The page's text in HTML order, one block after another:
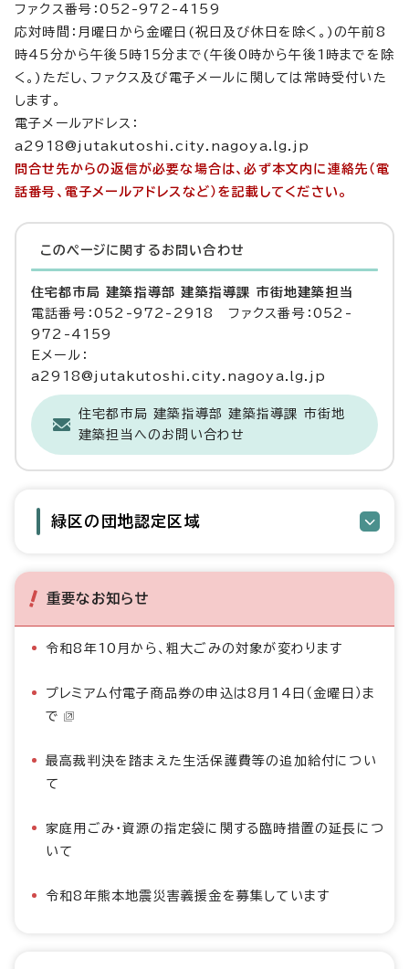
ファクス番号：052-972-4159
応対時間：月曜日から金曜日(祝日及び休日を除く。)の午前8
時45分から午後5時15分まで(午後0時から午後1時までを除
く。)ただし、ファクス及び電子メールに関しては常時受付いた
します。
電子メールアドレス：
a2918@jutakutoshi.city.nagoya.lg.jp
問合せ先からの返信が必要な場合は、必ず本文内に連絡先（電
話番号、電子メールアドレスなど）を記載してください。
このページに関する お問い合わせ
住宅都市局 建築指導部 建築指導課 市街地建築担当
電話番号：052-972-2918 ファクス番号：052-
972-4159
Eメール：
a2918@jutakutoshi.city.nagoya.lg.jp
住宅都市局 建築指導部 建築指導課 市街地
建築担当へのお問い合わせ
緑区の団地認定区域
重要なお知らせ
令和8年10月から、粗大ごみの対象が変わります
プレミアム付電子商品券の申込は8月14日（金曜日）ま
で
最高裁判決を踏まえた生活保護費等の追加給付につい
て
家庭用ごみ・資源の指定袋に関する臨時措置の延長につ
いて
令和8年熊本地震災害義援金を募集しています